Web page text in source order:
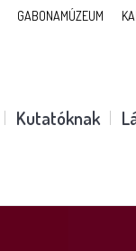
GABONAMÚZEUM
Kutatóknak